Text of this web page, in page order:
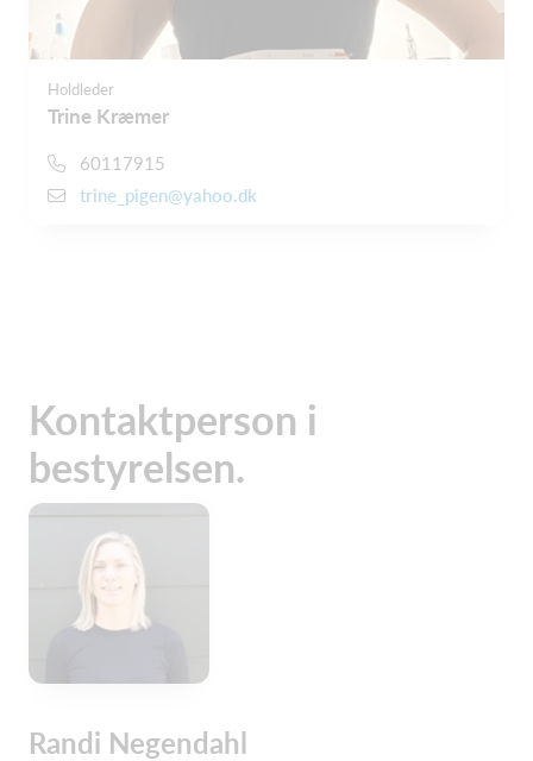
Holdleder
Trine Kræmer
60117915
trine_pigen@yahoo.dk
Kontaktperson i
bestyrelsen.
Randi Negendahl